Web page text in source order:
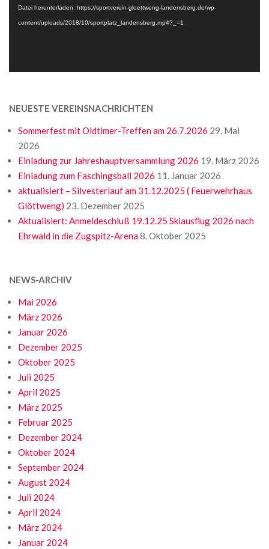
Datei herunterladen: https://sportverein-gloettweng-landensberg.de/wp-
content/uploads/2018/10/sportplatz_landensberg.mp4?_=1
NEUESTE VEREINSNACHRICHTEN
Sommerfest mit Oldtimer-Treffen am 26.7.2026 29. Mai
2026
Einladung zur Jahreshauptversammlung 2026 19. März 2026
Einladung zum Faschingsball 2026 11. Januar 2026
aktualisiert – Silvesterlauf am 31.12.2025 ( Feuerwehrhaus
Glöttweng) 23. Dezember 2025
Aktualisiert: Anmeldeschluß 19.12.25 Skiausflug 2026 nach
Ehrwald in die Zugspitz-Arena8. Oktober 2025
NEWS-ARCHIV
Mai 2026
März 2026
Januar 2026
Dezember 2025
Oktober 2025
Juli 2025
April 2025
März 2025
Februar 2025
Dezember 2024
Oktober 2024
September 2024
August 2024
Juli 2024
April 2024
März 2024
Januar 2024